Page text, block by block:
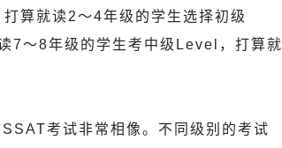
算就读2～4年级的学生选择初级
7～8年级的学生考中级Level，打算就
考试非常相像。不同级别的考试